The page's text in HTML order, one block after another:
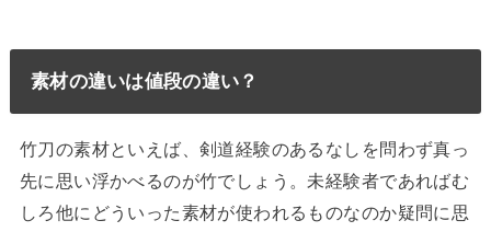
素材の違いは値段の違い？
竹刀の素材といえば、剣道経験のあるなしを問わず真っ
先に思い浮かべるのが竹でしょう。未経験者であればむ
しろ他にどういった素材が使われるものなのか疑問に思